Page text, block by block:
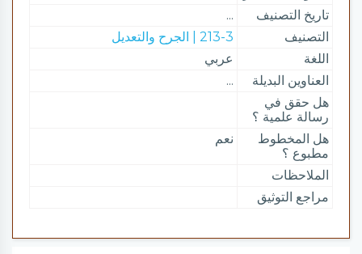
تاريخ التصنيف
...
التصنيف
213-3 | الجرح والتعديل
اللغة
عربي
العناوين البديلة
...
هل حقق في
رسالة علمية ؟
هل المخطوط
مطبوع ؟
نعم
الملاحظات
مراجع التوثيق